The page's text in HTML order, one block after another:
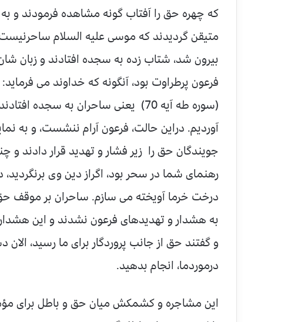
که چهره حق را آفتاب گونه مشاهده فرمودند و
متیقن گردیدند که موسی علیه السلام
بیرون شد، شتاب زده به سجده افتادند و زبان
فرعون پرطراوت بود، آنگونه که خداوند می
(سوره طه آیه 70) یعنی ساحران به
آوردیم. دراین حالت، فرعون آرام ننشست، و به
جویندگان حق را زیر فشار و تهدید قرار دادند و
رهنمای شما در سحر بود، اگراز دین وی
درخت خرما آویخته می سازم. ساحران بر موقف
به هشدار و تهدیدهای فرعون نشدند و این
و گفتند حق از جانب پروردگار برای ما رسید،
درموردما، انجام بدهید.
این مشاجره و کشمکش میان حق و باطل برای